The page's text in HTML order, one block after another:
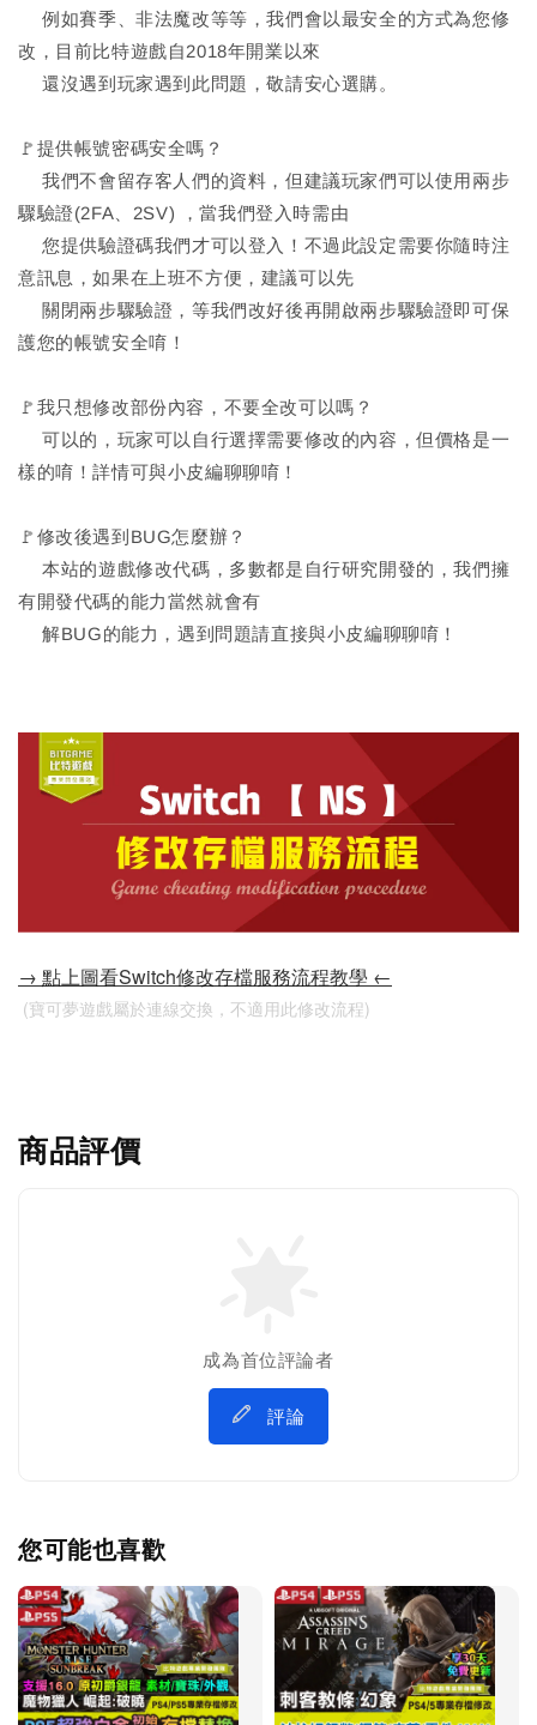
例如賽季、非法魔改等等，我們會以最安全的方式為您修
改，目前比特遊戲自2018年開業以來
還沒遇到玩家遇到此問題，敬請安心選購。
🚩提供帳號密碼安全嗎？
我們不會留存客人們的資料，但建議玩家們可以使用兩步
驟驗證(2FA、2SV) ，當我們登入時需由
您提供驗證碼我們才可以登入！不過此設定需要你隨時注
意訊息，如果在上班不方便，建議可以先
關閉兩步驟驗證，等我們改好後再開啟兩步驟驗證即可保
護您的帳號安全唷！
🚩我只想修改部份內容，不要全改可以嗎？
可以的，玩家可以自行選擇需要修改的內容，但價格是一
樣的唷！詳情可與小皮編聊聊唷！
🚩修改後遇到BUG怎麼辦？
本站的遊戲修改代碼，多數都是自行研究開發的，我們擁
有開發代碼的能力當然就會有
解BUG的能力，遇到問題請直接與小皮編聊聊唷！
→ 點上圖看Switch修改存檔服務流程教學 ←
(寶可夢遊戲屬於連線交換，不適用此修改流程)
商品評價
成為首位評論者
評論
您可能也喜歡